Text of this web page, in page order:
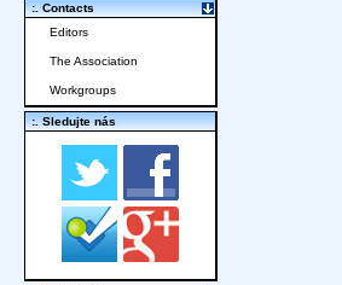
:. Contacts
Editors
The Association
Workgroups
:. Sledujte nás